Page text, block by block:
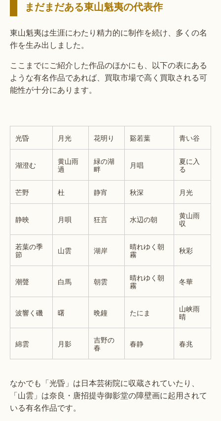
まだまだある東山魁夷の代表作
東山魁夷は生涯にわたり精力的に制作を続け、多くの名
作を生み出しました。
ここまでにご紹介した作品のほかにも、以下の表にある
ような有名作品であれば、買取市場で高く買取される可
能性が十分にあります。
光昏 ⽉光 花明り 谿若葉 青い谷
湖澄む
黄山雨
過
緑の湖
畔
月唱
夏に入
る
芒野 杜 静宵 秋深 月光
静映 月唄 狂言 水辺の朝
黄山雨
収
若葉の季
節
山雲 湖岸
晴れゆく朝
霧
秋彩
潮聲 白馬 朝雲
晴れゆく朝
霧
冬華
波響く磯 曙 晩鐘 たにま
山峡雨
晴
綿雲 月影
吉野の
春
春静 春兆
なかでも「光昏」は日本芸術院に収蔵されていたり、
「山雲」は奈良・唐招提寺御影堂の障壁画に起用されて
いる有名作品です。